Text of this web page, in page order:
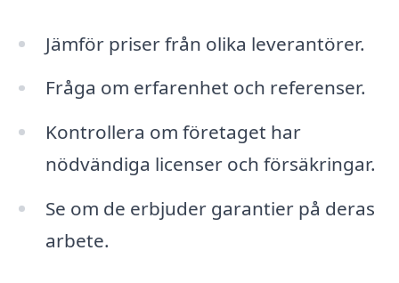
Jämför priser från olika leverantörer.
Fråga om erfarenhet och referenser.
Kontrollera om företaget har
nödvändiga licenser och försäkringar.
Se om de erbjuder garantier på deras
arbete.